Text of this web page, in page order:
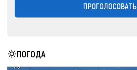
ПРОГОЛОСОВАТЬ
ПОГОДА